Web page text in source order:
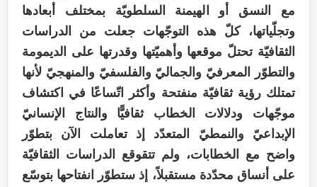
مع النسق أو الهيمنة السلطويّة بمختلف أبعادها
وتجلّياتها، كلّ هذه التوجّهات جعلت من الدراسات
الثقافيّة تحتلّ موقعها وأهميّتها وقدرتها على الديمومة
والتطوّر المعرفيّ والجماليّ والفلسفيّ والمنهجيّ لأنها
تمتلك رؤية ثقافيّة منفتحة وأكثر اتّساعًا في اكتشاف
موجّهات ودلالات الخطاب ثقافيًّا والنتاج الإنسانيّ
الإبداعيّ والنمطيّ المتعدّد إذ تعاملت الآن بتطوّر
واضح مع الخطابات، ولم تتقوقع الدراسات الثقافيّة
على أنساق محدّدة مستقبلاً، إذ ستطوّر انفتاحها بتوسّع